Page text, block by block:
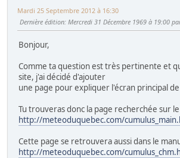
Mardi 25 Septembre 2012 à 16:30
Dernière édition: Mercredi 31 Décembre 1969 à 19:00
Bonjour,
Comme ta question est très pertinente et
site, j'ai décidé d'ajouter
une page pour expliquer l'écran principal
Tu trouveras donc la page recherchée sur
http://meteoduquebec.com/
Cette page se retrouvera aussi dans le
http://meteoduquebec.com/